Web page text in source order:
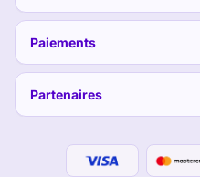
Paiements
Partenaires